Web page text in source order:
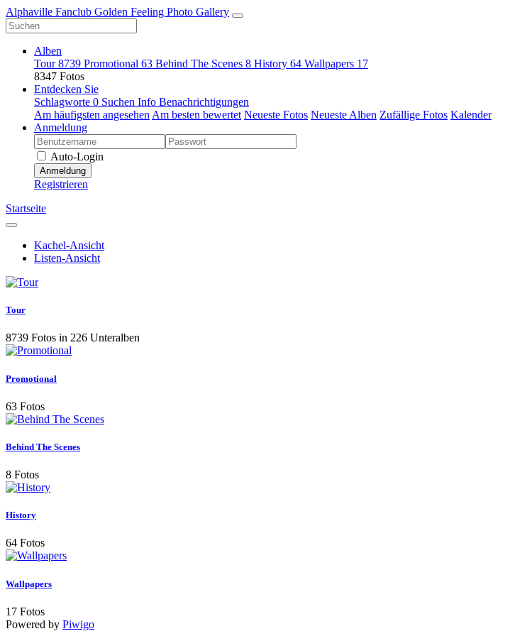
Alphaville Fanclub Golden Feeling Photo Gallery
Alben
Tour8739 Promotional 63 Behind The Scenes 8 History 64 Wallpapers 17
8347 Fotos
Entdecken Sie
Schlagworte 0 Suchen Info Benachrichtigungen
Am häufigsten angesehen Am besten bewertet Neueste Fotos Neueste Alben Zufällige Fotos Kalender
Anmeldung
Auto-Login
Anmeldung
Registrieren
Startseite
Kachel-Ansicht
Listen-Ansicht
Tour
8739 Fotos in 226 Unteralben
Promotional
63 Fotos
Behind The Scenes
8 Fotos
History
64 Fotos
Wallpapers
17 Fotos
Powered by Piwigo